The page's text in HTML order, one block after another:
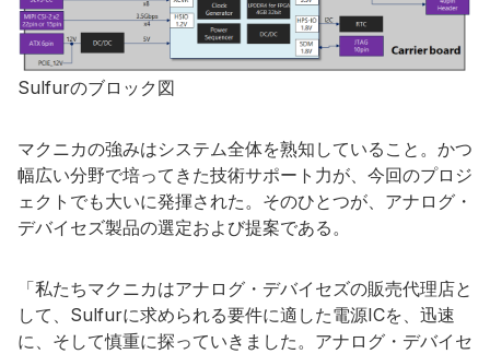
Sulfurのブロック図
マクニカの強みはシステム全体を熟知していること。かつ
幅広い分野で培ってきた技術サポート力が、今回のプロジ
ェクトでも大いに発揮された。そのひとつが、アナログ・
デバイセズ製品の選定および提案である。
「私たちマクニカはアナログ・デバイセズの販売代理店と
して、Sulfurに求められる要件に適した電源ICを、迅速
に、そして慎重に探っていきました。アナログ・デバイセ